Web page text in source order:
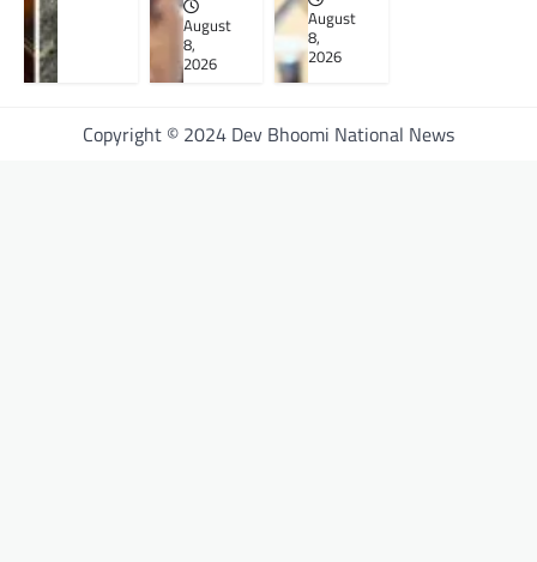
August
8,
2026
August
8,
2026
Copyright © 2024 Dev Bhoomi National News